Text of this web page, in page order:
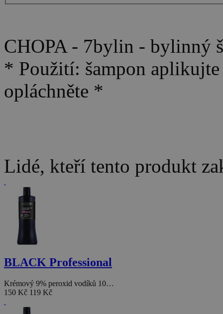
CHOPA - 7bylin - bylinný
* Použití: šampon
opláchněte *
Lidé, kteří tento produkt
BLACK Professional
Krémový 9% peroxid vodíků 10…
150 Kč 119 Kč